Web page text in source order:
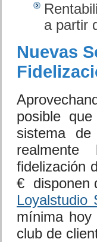
a partir
Nuevas
posible
sistema
realmente
fidelización
€ disponen
Loyalstudio
mínima
club de